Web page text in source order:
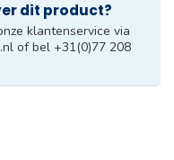
dit product?
klantenservice via
of bel +31(0)77 208